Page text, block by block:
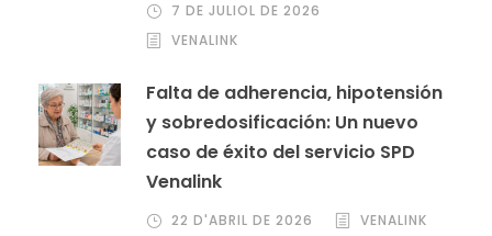
7 DE JULIOL DE 2026
VENALINK
Falta de adherencia, hipotensión
y sobredosificación: Un nuevo
caso de éxito del servicio SPD
Venalink
22 D'ABRIL DE 2026 VENALINK